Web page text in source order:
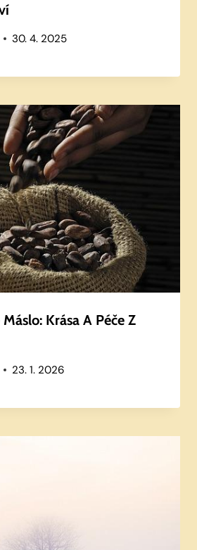
30. 4. 2025
Krása A Péče Z
23. 1. 2026